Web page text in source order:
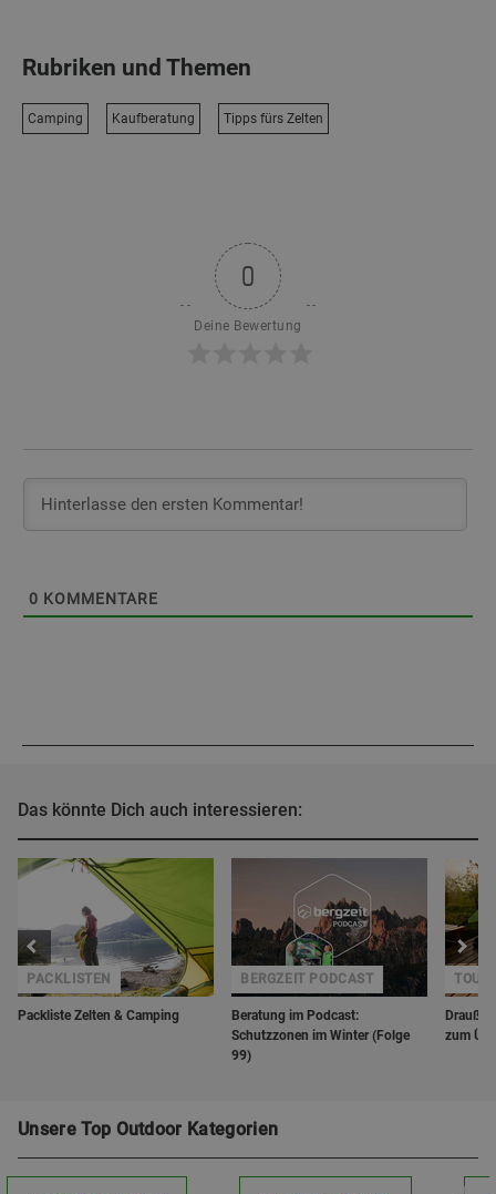
Rubriken und Themen
Camping Kaufberatung Tipps fürs Zelten
0
Deine Bewertung
0 KOMMENTARE
Das könnte Dich auch interessieren:
Packliste Zelten & Camping
PACKLISTEN
Beratung im Podcast:
Schutzzonen im Winter (Folge
99)
BERGZEIT PODCAST
zum
Unsere Top Outdoor Kategorien